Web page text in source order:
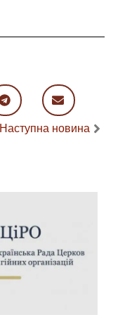
Наступна новина